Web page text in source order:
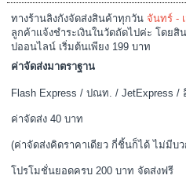
ทางร้านลิงกังจัดส่งสินค้าทุกวัน จันทร์ -
ลูกค้าแจ้งชำระเงินในวัดถัดไปค่ะ โดย
ปออนไลน์ เริ่มต้นเพียง 199 บาท
ค่าจัดส่งมาตราฐาน
Flash Express / ปณท. / JetExpress /
ค่าจัดส่ง 40 บาท
(ค่าจัดส่งคิดราคาเดียว กี่ชิ้นก็ได้ ไม่มีบ
โปรโมชั่นยอดครบ 200 บาท จัดส่งฟรี